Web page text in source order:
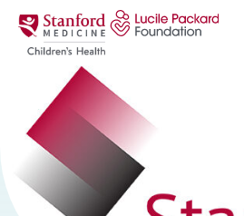
콘텐츠로 건너뛰기